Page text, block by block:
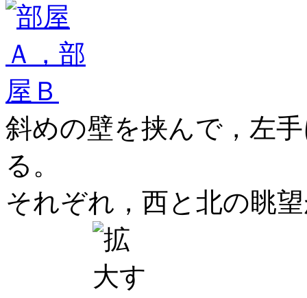
斜めの壁を挟んで，左
る。
それぞれ，西と北の